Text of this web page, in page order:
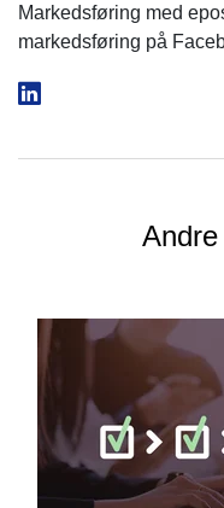
Markedsføring med
markedsføring på